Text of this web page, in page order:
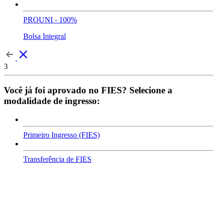
PROUNI - 100%
Bolsa Integral
3
Você já foi aprovado no FIES? Selecione a
modalidade de ingresso:
Primeiro Ingresso (FIES)
Transferência de FIES